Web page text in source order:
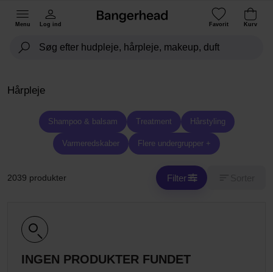
Menu Log ind Favorit Kurv
Hårpleje
Shampoo & balsam Treatment Hårstyling
Varmeredskaber Flere undergrupper +
2039 produkter Filter
INGEN PRODUKTER FUNDET